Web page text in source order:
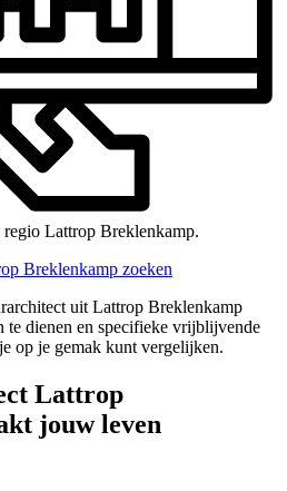
Lattrop Breklenkamp.
Breklenkamp zoeken
uit Lattrop Breklenkamp
te dienen en specifieke vrijblijvende
op je gemak kunt vergelijken.
Lattrop
jouw leven